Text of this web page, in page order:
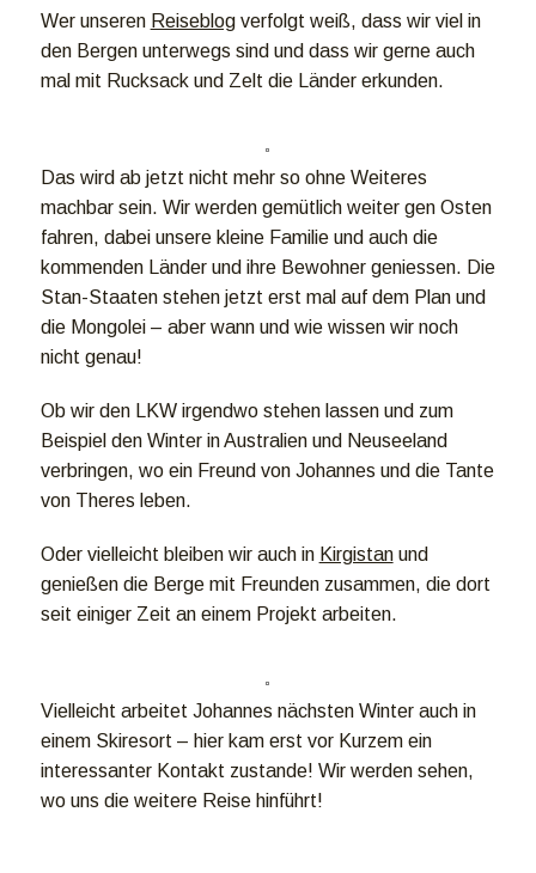
Wer unseren Reiseblogverfolgt weiß, dass wir viel in
den Bergen unterwegs sind und dass wir gerne auch
mal mit Rucksack und Zelt die Länder erkunden.
Das wird ab jetzt nicht mehr so ohne Weiteres
machbar sein. Wir werden gemütlich weiter gen Osten
fahren, dabei unsere kleine Familie und auch die
kommenden Länder und ihre Bewohner geniessen. Die
Stan-Staaten stehen jetzt erst mal auf dem Plan und
die Mongolei – aber wann und wie wissen wir noch
nicht genau!
Ob wir den LKW irgendwo stehen lassen und zum
Beispiel den Winter in Australien und Neuseeland
verbringen, wo ein Freund von Johannes und die Tante
von Theres leben.
Oder vielleicht bleiben wir auch in Kirgistanund
genießen die Berge mit Freunden zusammen, die dort
seit einiger Zeit an einem Projekt arbeiten.
Vielleicht arbeitet Johannes nächsten Winter auch in
einem Skiresort – hier kam erst vor Kurzem ein
interessanter Kontakt zustande! Wir werden sehen,
wo uns die weitere Reise hinführt!